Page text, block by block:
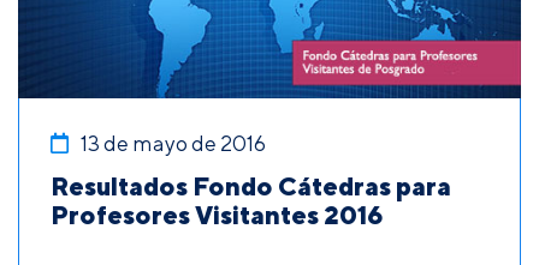
13 de mayo de 2016
Resultados Fondo Cátedras para
Profesores Visitantes 2016